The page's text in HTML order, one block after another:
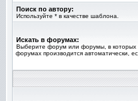
Поиск по автору:
Используйте * в качестве шаблона.
Искать в форумах:
Выберите форум или форумы, в которых
форумах производится автоматически,